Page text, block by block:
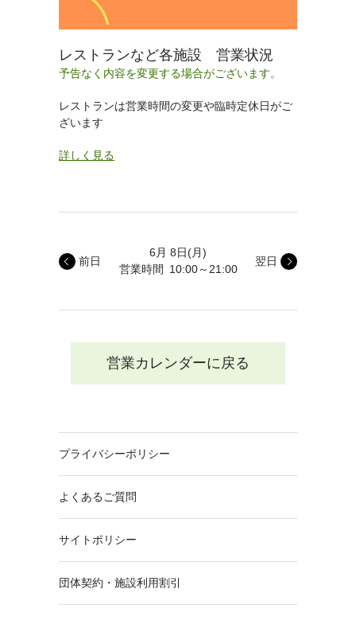
レストランなど各施設 営業状況
予告なく内容を変更する場合がございます。
レストランは営業時間の変更や臨時定休日がご
ざいます
詳しく見る
6月 8日(月)
営業時間
10:00～21:00
前日 翌日
営業カレンダーに戻る
プライバシーポリシー
よくあるご質問
サイトポリシー
団体契約・施設利用割引